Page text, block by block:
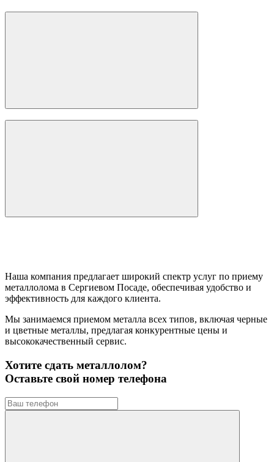
Наша компания предлагает широкий спектр услуг по приему
металлолома в Сергиевом Посаде, обеспечивая удобство и
эффективность для каждого клиента.
Мы занимаемся приемом металла всех типов, включая черные
и цветные металлы, предлагая конкурентные цены и
высококачественный сервис.
Хотите сдать металлолом?
Оставьте свой номер телефона